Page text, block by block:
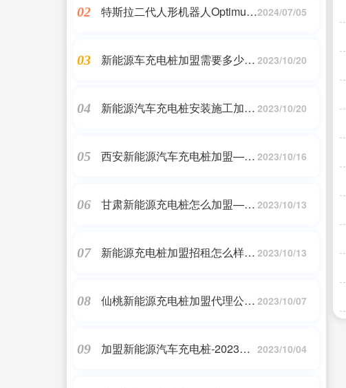
02
特斯拉二代人形机器人Optimus 2024/07/05
03
新能源车充电桩加盟需要多少钱 2023/10/20
04
新能源汽车充电桩安装施工加
2023/10/20
05
西安新能源汽车充电桩加盟—— 2023/10/16
06
甘肃新能源充电桩怎么加盟—— 2023/10/13
07
新能源充电桩加盟招租怎么样啊 2023/10/13
08
仙桃新能源充电桩加盟代理公司 2023/10/07
09
加盟新能源汽车充电桩-2023新 2023/10/04